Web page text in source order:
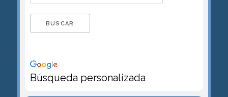
Búsqueda personalizada